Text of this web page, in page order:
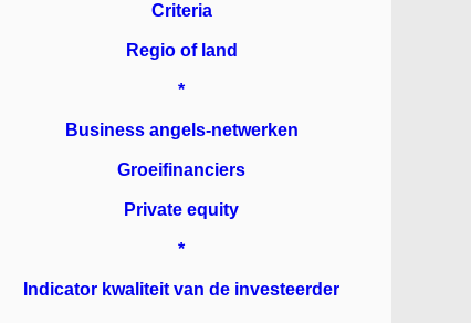
Criteria
Regio of land
*
Business angels-netwerken
Groeifinanciers
Private equity
*
Indicator kwaliteit van de investeerder